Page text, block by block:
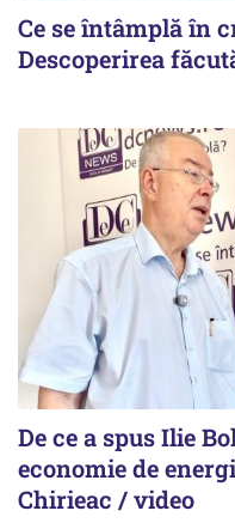
Ce se întâmplă în
Descoperirea
De ce a spus Ilie
economie de
Chirieac / video